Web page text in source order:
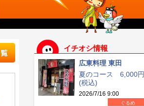
イチオシ情報
広東料理 東田
夏のコース 6,000円
(税込)
2026/7/16 9:00
ぐるめ